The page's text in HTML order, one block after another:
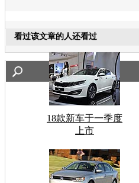
看过该文章的人还看过
18款新车于一季度
上市